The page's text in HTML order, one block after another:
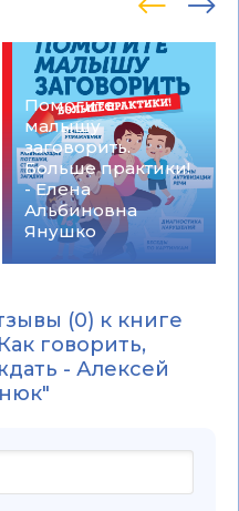
Помогите
малышу
заговорить.
Больше практики!
- Елена
Альбиновна
Янушко
(0) к книге
говорить,
- Алексей